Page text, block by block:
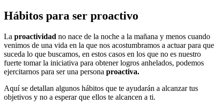
Hábitos para ser proactivo
La proactividad no nace de la noche a la mañana y menos cuando
venimos de una vida en la que nos acostumbramos a actuar para que
suceda lo que buscamos, en estos casos en los que no es nuestro
fuerte tomar la iniciativa para obtener logros anhelados, podemos
ejercitarnos para ser una persona proactiva.
Aquí se detallan algunos hábitos que te ayudarán a alcanzar tus
objetivos y no a esperar que ellos te alcancen a ti.